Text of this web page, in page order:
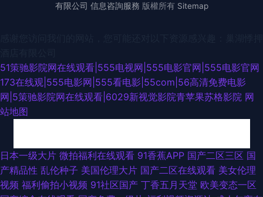
有限公司 信息咨詢服務 版權所有 Sitemap
51策驰影院网在线观看|555电视网|555电影官网|555电影官网
173在线观|555电影网|555看电影|55com|56高清免费电影
网|5策驰影院网在线观看|6029新视觉影院青苹果苏格影院 网
站地图
视频就肏屄 超碰夫妻生活 91伊人在线亚洲精品 欧美图一区在线观看 亚洲AV
福利在线观看 成人A免费一级 熟女视频一区二区 爱爱影院免费 欧美洲精品
日本一级大片 微拍福利在线观看 91香蕉APP 国产二区三区 国
产精品性 乱伦种子 美国伦理大片 国产二区在线观看 美女伦理
视频 福利偷拍小视频 91社区国产 丁香五月天堂 欧美变态一区